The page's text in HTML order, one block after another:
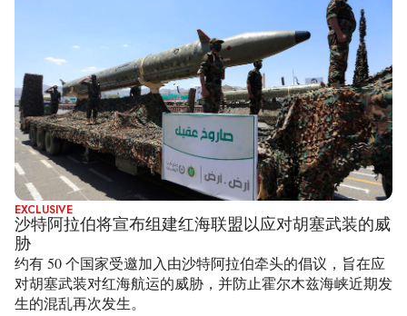
EXCLUSIVE
沙特阿拉伯将宣布组建红海联盟以应对胡塞武装的威
胁
约有 50 个国家受邀加入由沙特阿拉伯牵头的倡议，旨在应
对胡塞武装对红海航运的威胁，并防止霍尔木兹海峡近期发
生的混乱再次发生。